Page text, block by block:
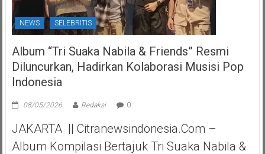
NEWS SELEBRITIS
Album “Tri Suaka Nabila & Friends” Resmi
Diluncurkan, Hadirkan Kolaborasi Musisi Pop
Indonesia
08/05/2026 Redaksi 0
JAKARTA || Citranewsindonesia.com –
Album Kompilasi Bertajuk Tri Suaka Nabila &